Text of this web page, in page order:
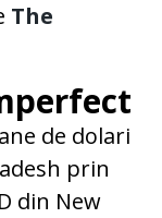
The
de dolari
prin
din New